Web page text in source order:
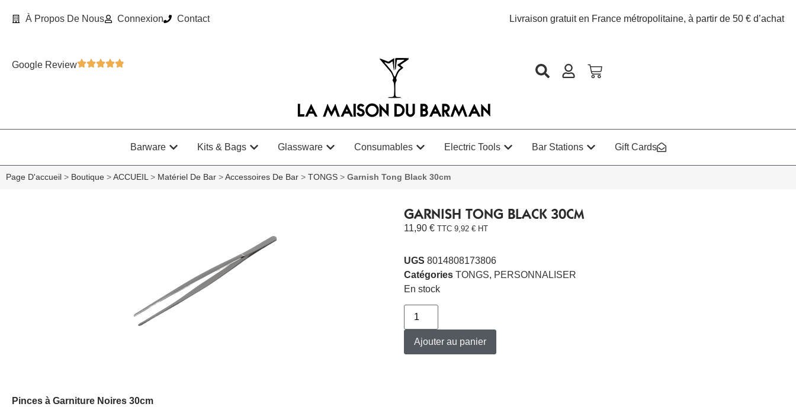
À Propos De Nous Connexion Contact Livraison gratuit en France métropolitaine, à partir de 50 € d’achat
Google Review
Barware Kits & Bags Glassware Consumables Electric Tools Bar Stations Gift Cards
Page D'accueil > Boutique > ACCUEIL> Matériel De Bar > Accessoires De Bar > TONGS > Garnish Tong Black 30cm
GARNISH TONG BLACK 30CM
11,90 € TTC 9,92 € HT
UGS 8014808173806
Catégories TONGS, PERSONNALISER
En stock
Ajouter au panier
Pinces à Garniture Noires 30cm